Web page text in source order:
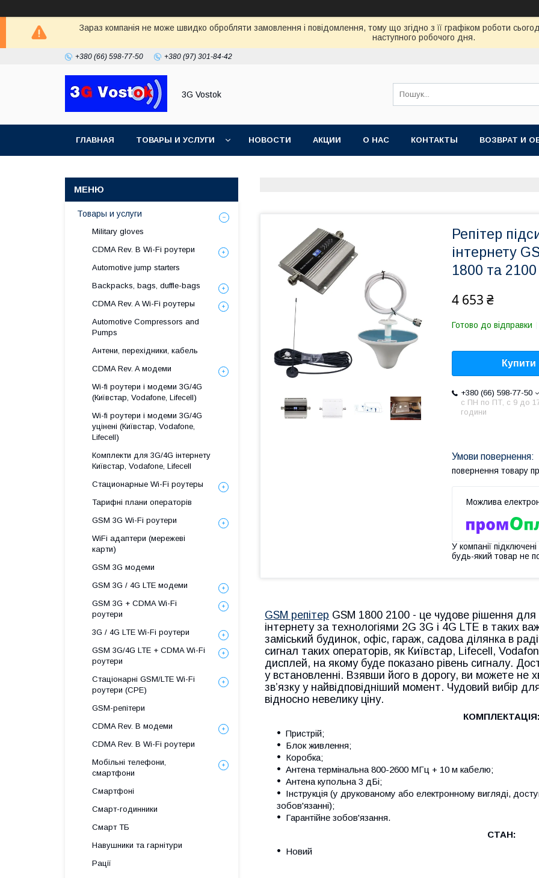
Зараз компанія не може швидко обробляти замовлення і повідомлення, тому що згідно з її графіком роботи
наступного робочого дня.
+380 (66) 598-77-50 +380 (97) 301-84-42
3G Vostok
ГЛАВНАЯ ТОВАРЫ И УСЛУГИ НОВОСТИ АКЦИИ О НАС КОНТАКТЫ ВОЗВРАТ И
Репітер
інтернету
1800 та
4 653 ₴
Готово до відправки
Купити
+380 (66) 598-77-50
с ПН по ПТ, с 9 до
години
повернення товару
У компанії
будь-який товар не
GSM репітер GSM 1800 2100 - це чудове рішення для
інтернету за технологіями 2G 3G і 4G LTE в таких
заміський будинок, офіс, гараж, садова ділянка в
сигнал таких операторів, як Київстар, Lifecell,
дисплей, на якому буде показано рівень сигналу.
у встановленні. Взявши його в дорогу, ви можете
зв’язку у найвідповідніший момент. Чудовий вибір
відносно невелику ціну.
К
Пристрій;
Блок живлення;
Коробка;
Антена термінальна 800-2600 МГц + 10 м кабелю;
Антена купольна 3 дБі;
Інструкція (у друкованому або електронному вигляді,
зобов'язанні);
Гарантійне зобов'язання.
СТАН:
Новий
Товары и услуги
Military gloves
CDMA Rev. B Wi-Fi роутери
Automotive jump starters
Backpacks, bags, duffle-bags
CDMA Rev. A Wi-Fi роутеры
Automotive Compressors and
Pumps
Антени, перехідники, кабель
CDMA Rev. A модеми
Wi-fi роутери і модеми 3G/4G
(Київстар, Vodafone, Lifecell)
Wi-fi роутери і модеми 3G/4G
уцінені (Київстар, Vodafone,
Lifecell)
Комплекти для 3G/4G інтернету
Київстар, Vodafone, Lifecell
Стационарные Wi-Fi роутеры
Тарифні плани операторів
GSM 3G Wi-Fi роутери
WiFi адаптери (мережеві
карти)
GSM 3G модеми
GSM 3G / 4G LTE модеми
GSM 3G + CDMA Wi-Fi
роутери
3G / 4G LTE Wi-Fi роутери
GSM 3G/4G LTE + CDMA Wi-Fi
роутери
Стаціонарні GSM/LTE Wi-Fi
роутери (CPE)
GSM-репітери
CDMA Rev. B модеми
CDMA Rev. B Wi-Fi роутери
Мобільні телефони,
смартфони
Смартфоні
Смарт-годинники
Смарт ТБ
Навушники та гарнітури
Рації